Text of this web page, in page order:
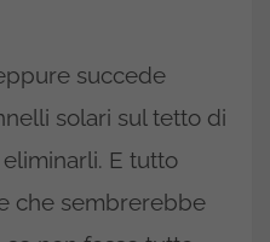
succede
solari sul tetto di
E tutto
che sembrerebbe